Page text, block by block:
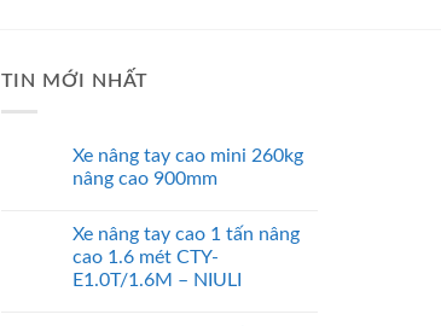
TIN MỚI NHẤT
Xe nâng tay cao mini 260kg
nâng cao 900mm
Xe nâng tay cao 1 tấn nâng
cao 1.6 mét CTY-
E1.0T/1.6M – NIULI